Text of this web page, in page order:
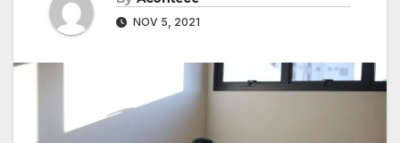
NOV 5, 2021